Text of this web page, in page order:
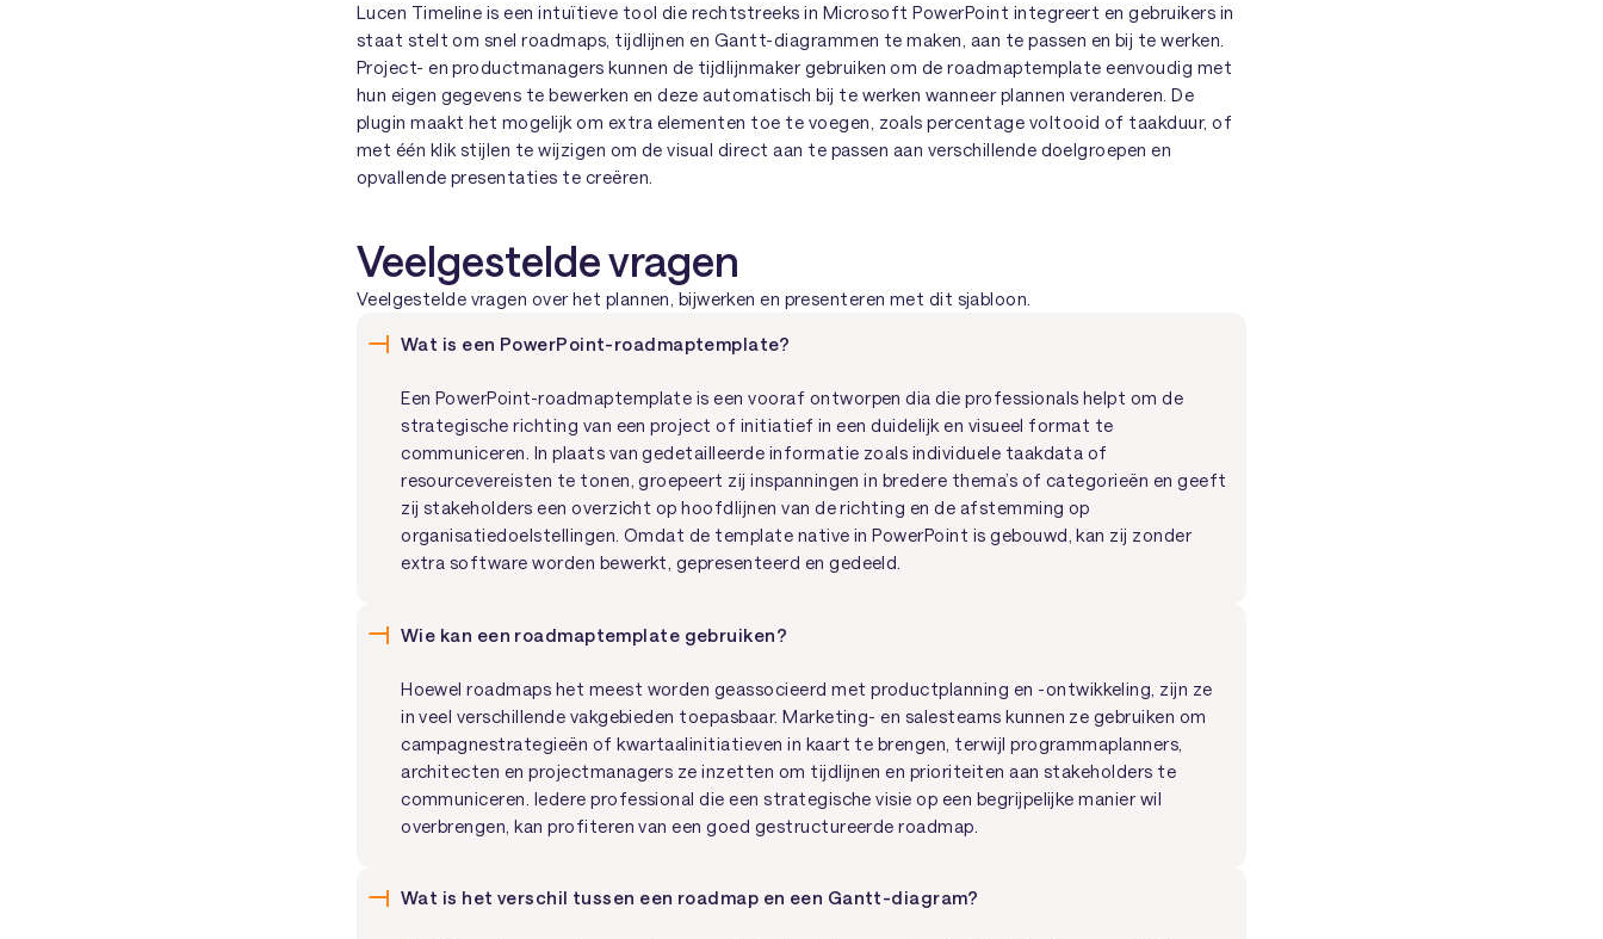
Lucen Timeline is een intuïtieve tool die rechtstreeks in Microsoft PowerPoint integreert en gebruikers in
staat stelt om snel roadmaps, tijdlijnen en Gantt-diagrammen te maken, aan te passen en bij te werken.
Project- en productmanagers kunnen de tijdlijnmaker gebruiken om de roadmaptemplate eenvoudig met
hun eigen gegevens te bewerken en deze automatisch bij te werken wanneer plannen veranderen. De
plugin maakt het mogelijk om extra elementen toe te voegen, zoals percentage voltooid of taakduur, of
met één klik stijlen te wijzigen om de visual direct aan te passen aan verschillende doelgroepen en
opvallende presentaties te creëren.
Veelgestelde vragen
Veelgestelde vragen over het plannen, bijwerken en presenteren met dit sjabloon.
Wat is een PowerPoint-roadmaptemplate?
Een PowerPoint-roadmaptemplate is een vooraf ontworpen dia die professionals helpt om de
strategische richting van een project of initiatief in een duidelijk en visueel format te
communiceren. In plaats van gedetailleerde informatie zoals individuele taakdata of
resourcevereisten te tonen, groepeert zij inspanningen in bredere thema’s of categorieën en geeft
zij stakeholders een overzicht op hoofdlijnen van de richting en de afstemming op
organisatiedoelstellingen. Omdat de template native in PowerPoint is gebouwd, kan zij zonder
extra software worden bewerkt, gepresenteerd en gedeeld.
Wie kan een roadmaptemplate gebruiken?
Hoewel roadmaps het meest worden geassocieerd met productplanning en -ontwikkeling, zijn ze
in veel verschillende vakgebieden toepasbaar. Marketing- en salesteams kunnen ze gebruiken om
campagnestrategieën of kwartaalinitiatieven in kaart te brengen, terwijl programmaplanners,
architecten en projectmanagers ze inzetten om tijdlijnen en prioriteiten aan stakeholders te
communiceren. Iedere professional die een strategische visie op een begrijpelijke manier wil
overbrengen, kan profiteren van een goed gestructureerde roadmap.
Wat is het verschil tussen een roadmap en een Gantt-diagram?